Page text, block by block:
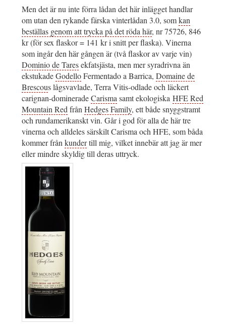
Men det är nu inte förra lådan det här inlägget handlar
om utan den rykande färska vinterlådan 3.0, somkan
beställas genom att trycka på det röda här, nr 75726, 846
kr (för sex flaskor = 141 kr i snitt per flaska). Vinerna
som ingår den här gången är (två flaskor av varje vin)
Dominio de Taresekfatsjästa, men mer syradrivna än
ekstukadeGodelloFermentado a Barrica, Domaine de
Brescous lågsvavlade, Terra Vitis-odlade och läckert
carignan-domineradeCarismasamt ekologiska HFE Red
Mountain RedfrånHedges Family, ett både snyggstramt
och rundamerikanskt vin. Går i god för alla de här tre
vinerna och alldeles särskilt Carisma och HFE, som båda
kommer frånkundertill mig, vilket innebär att jag är mer
eller mindre skyldig till deras uttryck.